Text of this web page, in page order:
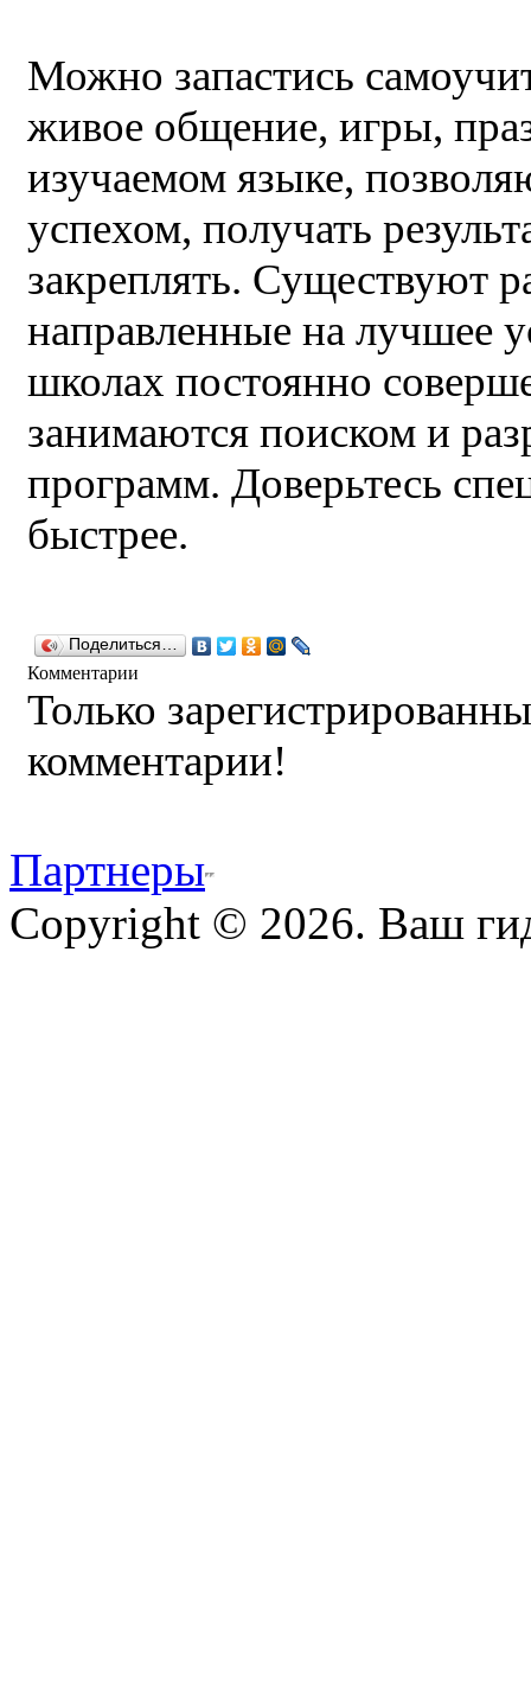
Можно запастись
живое общение, игры,
изучаемом языке,
успехом, получать
закреплять. Существуют
направленные на лучшее
школах постоянно
занимаются поиском и
программ. Доверьтесь
быстрее.
Поделиться…
Комментарии
Только
комментарии!
Партнеры
Copyright © 2026. Ваш